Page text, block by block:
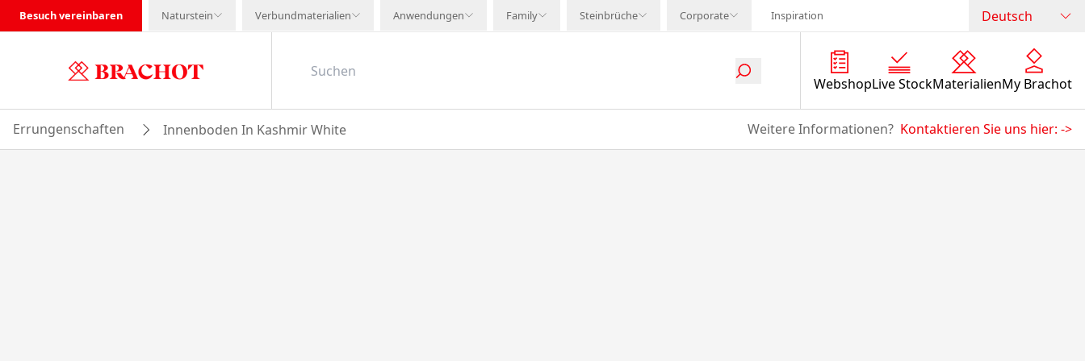
Besuch vereinbaren Naturstein Verbundmaterialien Anwendungen Family Steinbrüche Corporate Inspiration Deutsch
WebshopLive StockMaterialienMy Brachot
Errungenschaften Innenboden In Kashmir White Weitere Informationen? Kontaktieren Sie uns hier: ->